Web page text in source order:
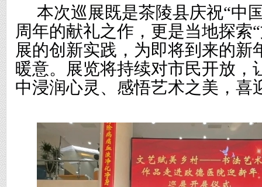
本次巡展既是茶陵县庆祝“中
周年的献礼之作，更是当地探索
展的创新实践，为即将到来的新
暖意。展览将持续对市民开放，
中浸润心灵、感悟艺术之美，喜